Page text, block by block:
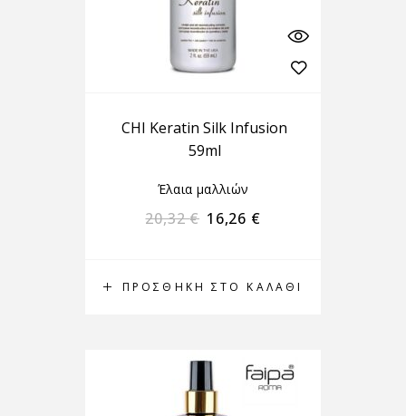
ΠΡΟΣΘΉΚΗ ΣΤΟ ΚΑΛΆΘΙ
CHI Keratin Silk Infusion
59ml
Έλαια μαλλιών
20,32€ 16,26 €